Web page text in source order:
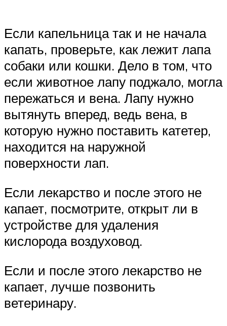
Если капельница так и не начала
капать, проверьте, как лежит лапа
собаки или кошки. Дело в том, что
если животное лапу поджало, могла
пережаться и вена. Лапу нужно
вытянуть вперед, ведь вена, в
которую нужно поставить катетер,
находится на наружной
поверхности лап.
Если лекарство и после этого не
капает, посмотрите, открыт ли в
устройстве для удаления
кислорода воздуховод.
Если и после этого лекарство не
капает, лучше позвонить
ветеринару.